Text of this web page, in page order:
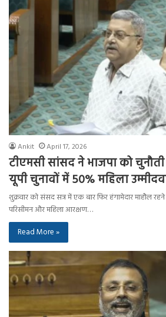
Ankit April 17, 2026
टीएमसी सांसद ने भाजपा को
यूपी चुनावों में 50% महिला
शुक्रवार को संसद सत्र में एक बार फिर हंगामेदार माहौल
परिसीमन और महिला आरक्षण…
Read More »